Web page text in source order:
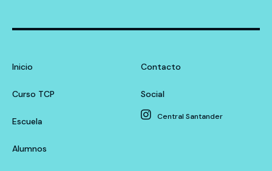
Inicio
Curso TCP
Escuela
Alumnos
Contacto
Social
Central Santander